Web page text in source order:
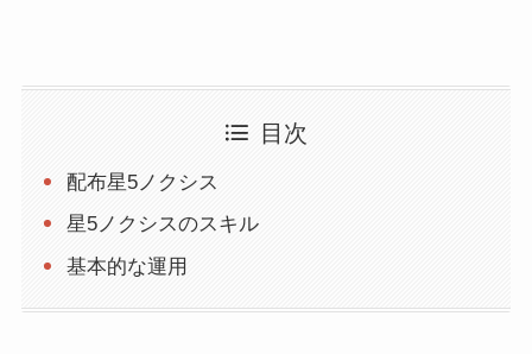
目次
配布星5ノクシス
星5ノクシスのスキル
基本的な運用